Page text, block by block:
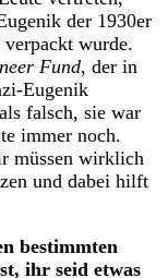
der 1930er
verpackt wurde.
Fund, der in
Eugenik
falsch, sie war
immer noch.
müssen wirklich
und dabei hilft
bestimmten
ihr seid etwas